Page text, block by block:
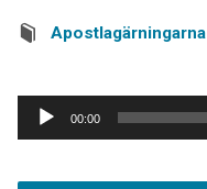
Apostlagärningarna
Ljudspelare
00:00